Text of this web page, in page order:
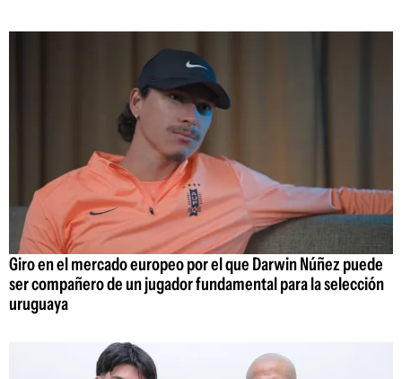
Giro en el mercado europeo por el que Darwin Núñez puede
ser compañero de un jugador fundamental para la selección
uruguaya